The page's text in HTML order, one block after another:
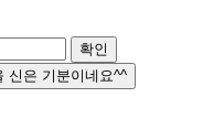
확인
신은 기분이네요^^